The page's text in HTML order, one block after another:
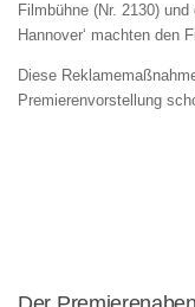
Filmbühne (Nr. 2130)
Hannover‘ machten den
Diese
Premierenvorstellung